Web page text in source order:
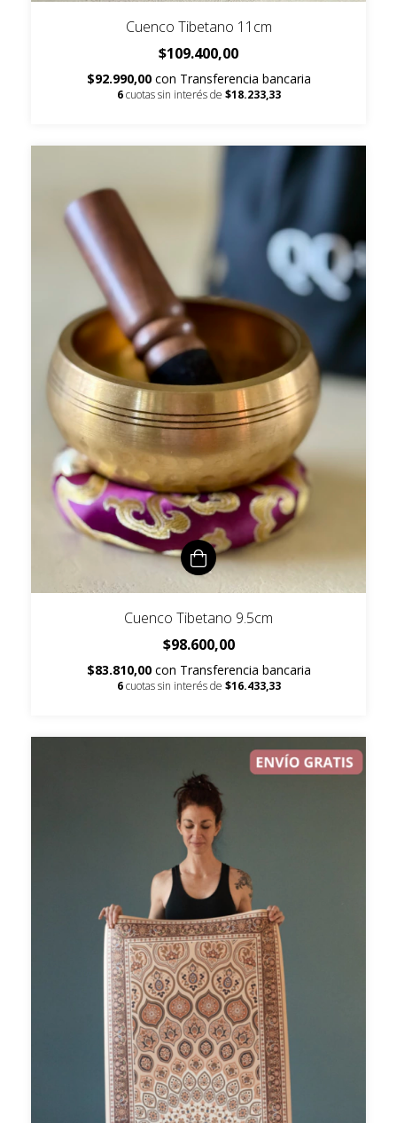
Cuenco Tibetano 11cm
$109.400,00
$92.990,00 con Transferencia bancaria
6 cuotas sin interés de $18.233,33
Cuenco Tibetano 9.5cm
$98.600,00
$83.810,00 con Transferencia bancaria
6 cuotas sin interés de $16.433,33